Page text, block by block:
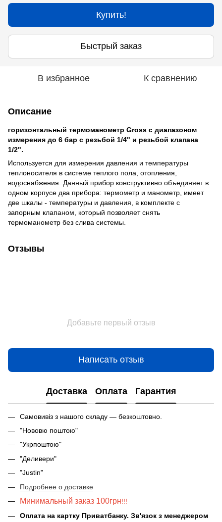
Купить!
Быстрый заказ
В избранное К сравнению
Описание
горизонтальный термоманометр Gross с диапазоном
измерения до 6 бар с резьбой 1/4" и резьбой клапана
1/2".
Используется для измерения давления и температуры
теплоносителя в системе теплого пола, отопления,
водоснабжения. Данный прибор конструктивно объединяет в
одном корпусе два прибора: термометр и манометр, имеет
две шкалы - температуры и давления, в комплекте с
запорным клапаном, который позволяет снять
термоманометр без слива системы.
Отзывы
Добавьте первый отзыв
Написать отзыв
Доставка Оплата Гарантия
Самовивіз з нашого складу — безкоштовно.
"Нововю поштою"
"Укрпоштою"
"Деливери"
"Justin"
Подробнее о доставке
Минимальный заказ 100грн!!!
Оплата на картку Приватбанку. Зв'язок з менеджером